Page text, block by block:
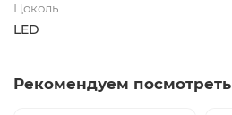
Цоколь
LED
Рекомендуем посмотреть